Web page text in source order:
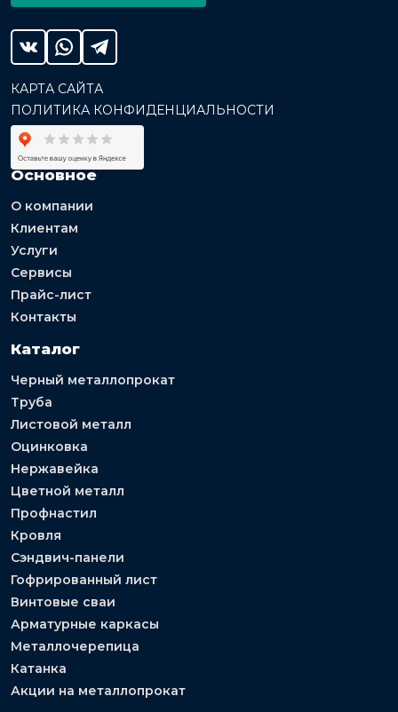
КАРТА САЙТА
ПОЛИТИКА КОНФИДЕНЦИАЛЬНОСТИ
Основное
О компании
Клиентам
Услуги
Сервисы
Прайс-лист
Контакты
Каталог
Черный металлопрокат
Труба
Листовой металл
Оцинковка
Нержавейка
Цветной металл
Профнастил
Кровля
Сэндвич-панели
Гофрированный лист
Винтовые сваи
Арматурные каркасы
Металлочерепица
Катанка
Акции на металлопрокат